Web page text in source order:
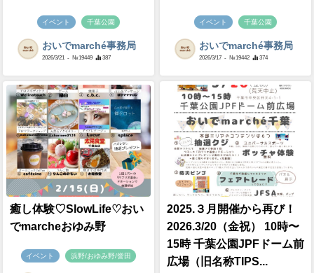
イベント 千葉公園
おいでmarché事務局
2026/3/21 - №19449 387
イベント 千葉公園
おいでmarché事務局
2026/3/17 - №19442 374
癒し体験♡SlowLife♡おい
でmarcheおゆみ野
イベント 浜野/おゆみ野/誉田
2025.３月開催から再び！
2026.3/20（金祝） 10時〜
15時 千葉公園JPFドーム前
広場（旧名称TIPS...